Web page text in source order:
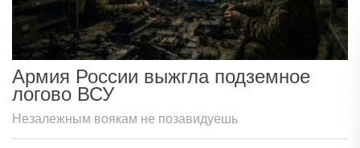
Армия России выжгла подземное
логово ВСУ
Незалежным воякам не позавидуешь